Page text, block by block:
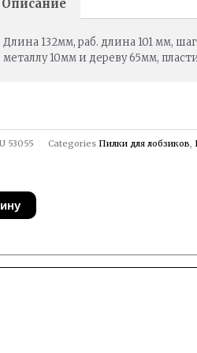
Описание
Длина 132мм, раб. длина 101 мм,
металлу 10мм и дереву 65мм,
53055 Categories Пилки для лобзиков,